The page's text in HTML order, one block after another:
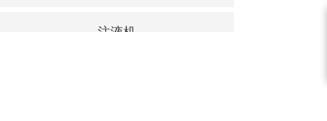
注液机